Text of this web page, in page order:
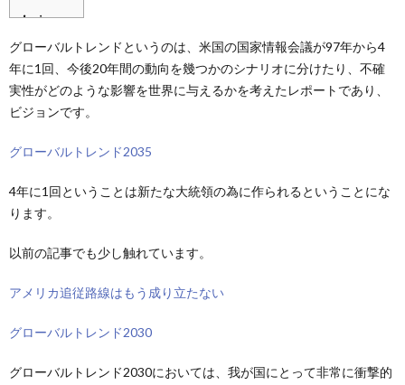
グローバルトレンドというのは、米国の国家情報会議が97年から4
年に1回、今後20年間の動向を幾つかのシナリオに分けたり、不確
実性がどのような影響を世界に与えるかを考えたレポートであり、
ビジョンです。
グローバルトレンド2035
4年に1回ということは新たな大統領の為に作られるということにな
ります。
以前の記事でも少し触れています。
アメリカ追従路線はもう成り立たない
グローバルトレンド2030
グローバルトレンド2030においては、我が国にとって非常に衝撃的